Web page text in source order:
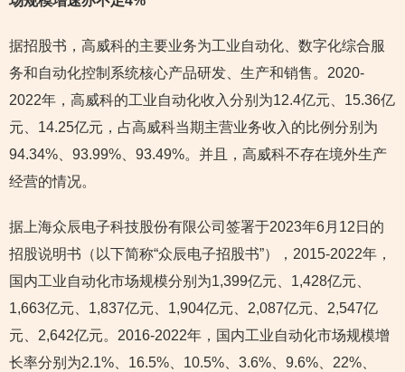
据招股书，高威科的主要业务为工业自动化、数字化综合服
务和自动化控制系统核心产品研发、生产和销售。2020-
2022年，高威科的工业自动化收入分别为12.4亿元、15.36亿
元、14.25亿元，占高威科当期主营业务收入的比例分别为
94.34%、93.99%、93.49%。并且，高威科不存在境外生产
经营的情况。
据上海众辰电子科技股份有限公司签署于2023年6月12日的
招股说明书（以下简称“众辰电子招股书”），2015-2022年，
国内工业自动化市场规模分别为1,399亿元、1,428亿元、
1,663亿元、1,837亿元、1,904亿元、2,087亿元、2,547亿
元、2,642亿元。2016-2022年，国内工业自动化市场规模增
长率分别为2.1%、16.5%、10.5%、3.6%、9.6%、22%、